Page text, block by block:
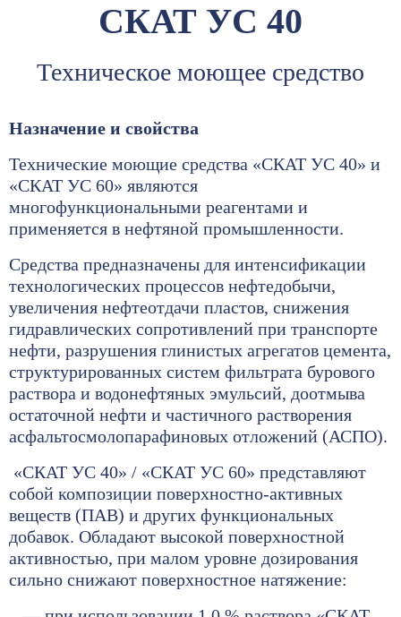
СКАТ УС 40
Техническое моющее средство
Назначение и свойства
Технические моющие средства «СКАТ УС 40» и
«СКАТ УС 60» являются
многофункциональными реагентами и
применяется в нефтяной промышленности.
Средства предназначены для интенсификации
технологических процессов нефтедобычи,
увеличения нефтеотдачи пластов, снижения
гидравлических сопротивлений при транспорте
нефти, разрушения глинистых агрегатов цемента,
структурированных систем фильтрата бурового
раствора и водонефтяных эмульсий, доотмыва
остаточной нефти и частичного растворения
асфальтосмолопарафиновых отложений (АСПО).
«СКАТ УС 40» / «СКАТ УС 60» представляют
собой композиции поверхностно-активных
веществ (ПАВ) и других функциональных
добавок. Обладают высокой поверхностной
активностью, при малом уровне дозирования
сильно снижают поверхностное натяжение: